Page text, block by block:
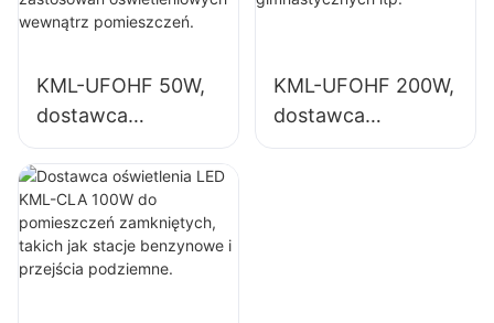
innych zastosowań
wewnątrz
pomieszczeń.
KML-UFOHF 50W,
dostawca
oświetlenia
wysokiego
składowania LED
do zakładów
przemysłowych,
KML-UFOHF 200W,
dostawca
oświetlenia LED